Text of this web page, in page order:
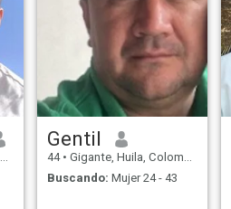
Gentil
44 • Gigante, Huila, Colombia
Buscando: Mujer 24 - 43